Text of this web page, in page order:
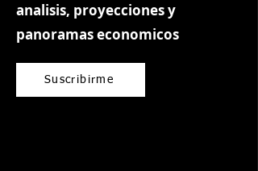
analisis, proyecciones y
panoramas economicos
Suscribirme